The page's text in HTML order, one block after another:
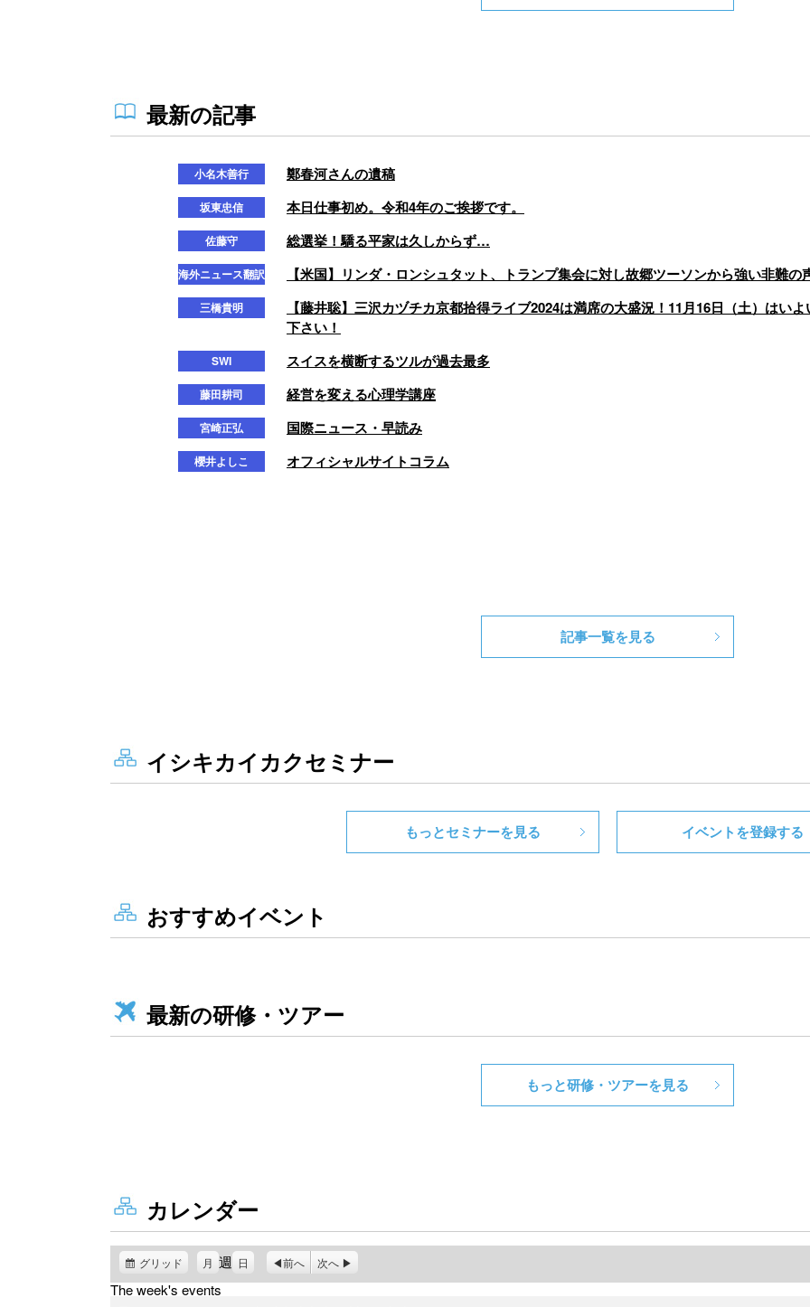
最新の記事
記事一覧を見る
イシキカイカクセミナー
もっとセミナーを見る イベントを登録する
おすすめイベント
最新の研修・ツアー
もっと研修・ツアーを見る
カレンダー
グリッド 月 週 日 前へ 次へ
The week's events